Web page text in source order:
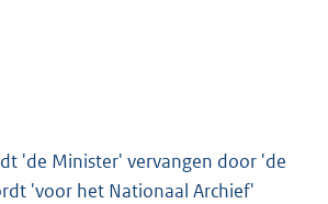
'de Minister' vervangen door 'de
'voor het Nationaal Archief'